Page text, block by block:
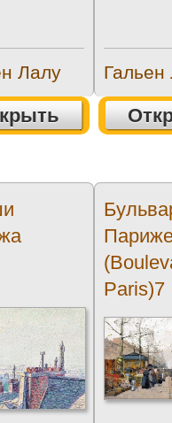
Лалу Гальен
Paris)7